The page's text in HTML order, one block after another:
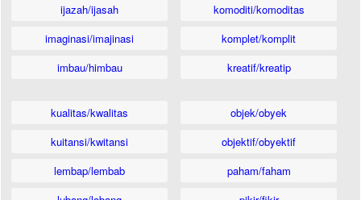
ijazah/ijasah
imaginasi/imajinasi
imbau/himbau
komoditi/komoditas
komplet/komplit
kreatif/kreatip
kualitas/kwalitas
kuitansi/kwitansi
lembap/lembab
objek/obyek
objektif/obyektif
paham/faham